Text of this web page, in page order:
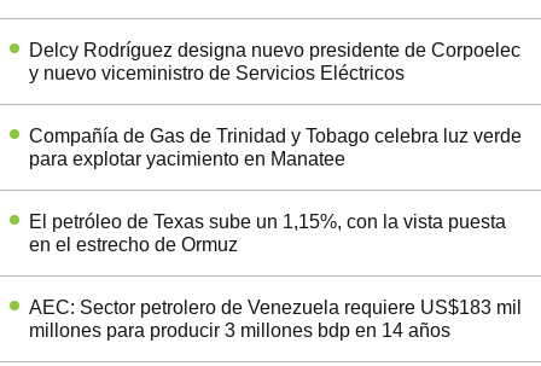
Delcy Rodríguez designa nuevo presidente de Corpoelec
y nuevo viceministro de Servicios Eléctricos
Compañía de Gas de Trinidad y Tobago celebra luz verde
para explotar yacimiento en Manatee
El petróleo de Texas sube un 1,15%, con la vista puesta
en el estrecho de Ormuz
AEC: Sector petrolero de Venezuela requiere US$183 mil
millones para producir 3 millones bdp en 14 años